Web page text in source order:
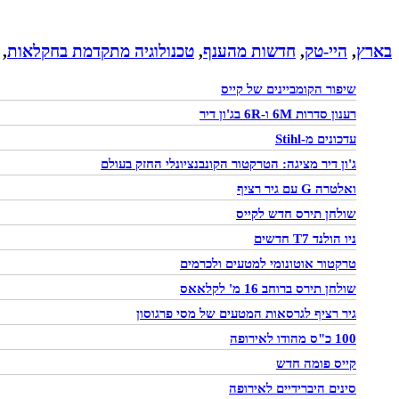
בארץ, היי-טק, חדשות מהענף, טכנולוגיה מתקדמת בחקלאות,
שיפור הקומביינים של קייס
רענון סדרות 6M ו-6R בג'ון דיר
עדכונים מ-Stihl
ג'ון דיר מציגה: הטרקטור הקונבנציונלי החזק בעולם
ואלטרה G עם גיר רציף
שולחן תירס חדש לקייס
ניו הולנד T7 חדשים
טרקטור אוטונומי למטעים ולכרמים
שולחן תירס ברוחב 16 מ' לקלאאס
גיר רציף לגרסאות המטעים של מסי פרגוסון
100 כ"ס מהודו לאירופה
קייס פומה חדש
סינים היברידיים לאירופה